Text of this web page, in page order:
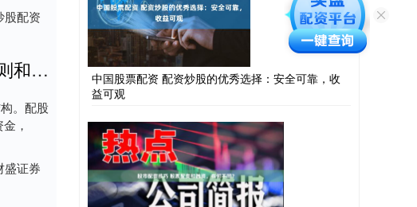
股配资
泉州股票配资平台 股票配股分配方式详解：了解配股规则和流程
。配股
，
盛证券
中国股票配资 配资炒股的优秀选择：安全可靠，收
益可观